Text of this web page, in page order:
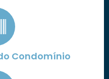
Condomínio